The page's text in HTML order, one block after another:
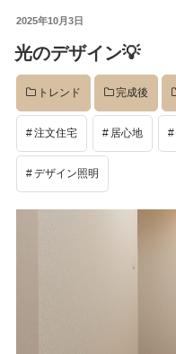
投
日:
2025年10月3日
光のデザイン💡
トレンド 完成後
注文住宅 居心地
デザイン照明